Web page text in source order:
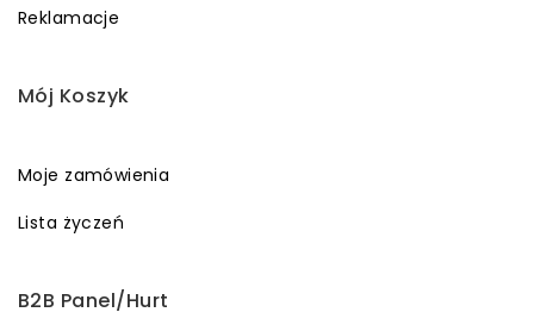
Reklamacje
Mój Koszyk
Moje zamówienia
Lista życzeń
B2B Panel/Hurt